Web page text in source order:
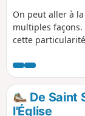
On peut aller à
multiples
cette
et, après avoir
Buizin de
Bramefan. La
parcours est en
De Saint
l'Église